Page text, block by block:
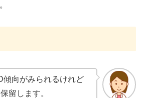
傾向がみられるけれど
留します。